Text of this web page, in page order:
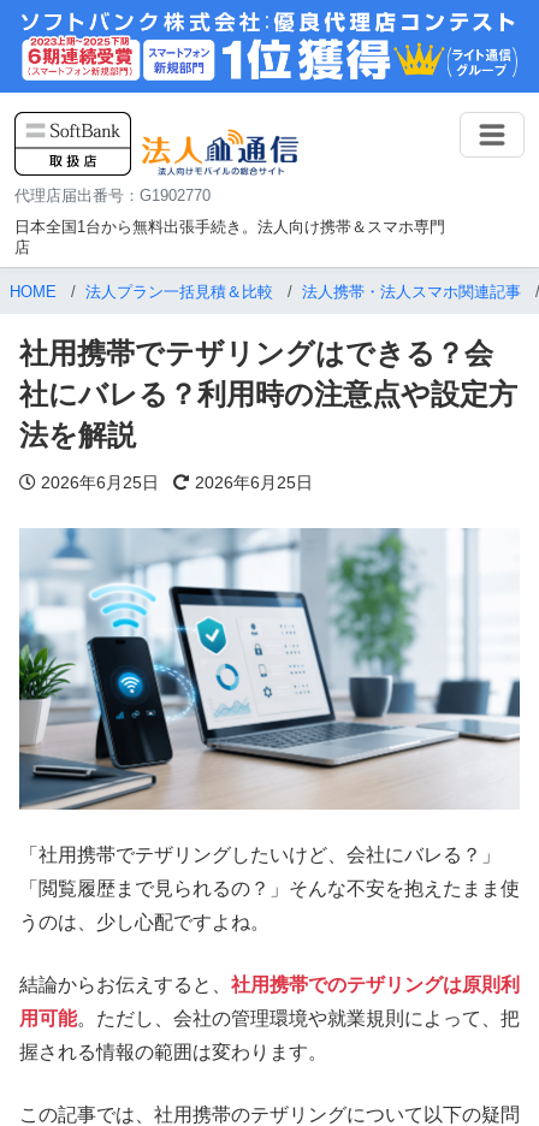
代理店届出番号：G1902770
日本全国1台から無料出張手続き。法人向け携帯＆スマホ専門
店
HOME 法人プラン一括見積＆比較 法人携帯・法人スマホ関連記事
社用携帯でテザリングはできる？会
社にバレる？利用時の注意点や設定方
法を解説
2026年6月25日 2026年6月25日
「社用携帯でテザリングしたいけど、会社にバレる？」
「閲覧履歴まで見られるの？」そんな不安を抱えたまま使
うのは、少し心配ですよね。
結論からお伝えすると、 社用携帯でのテザリングは原則利
用可能。ただし、会社の管理環境や就業規則によって、把
握される情報の範囲は変わります。
この記事では、社用携帯のテザリングについて以下の疑問